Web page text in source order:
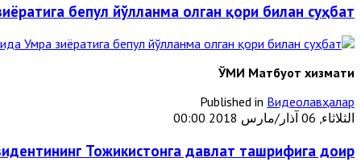
бепул йўлланма олган қори билан суҳбат
ЎМИ Матбуот хизмати
Published in Видеолавҳалар
الثلاثاء, 06 آذار/مارس 2018 00:00
Тожикистонга давлат ташрифига доир